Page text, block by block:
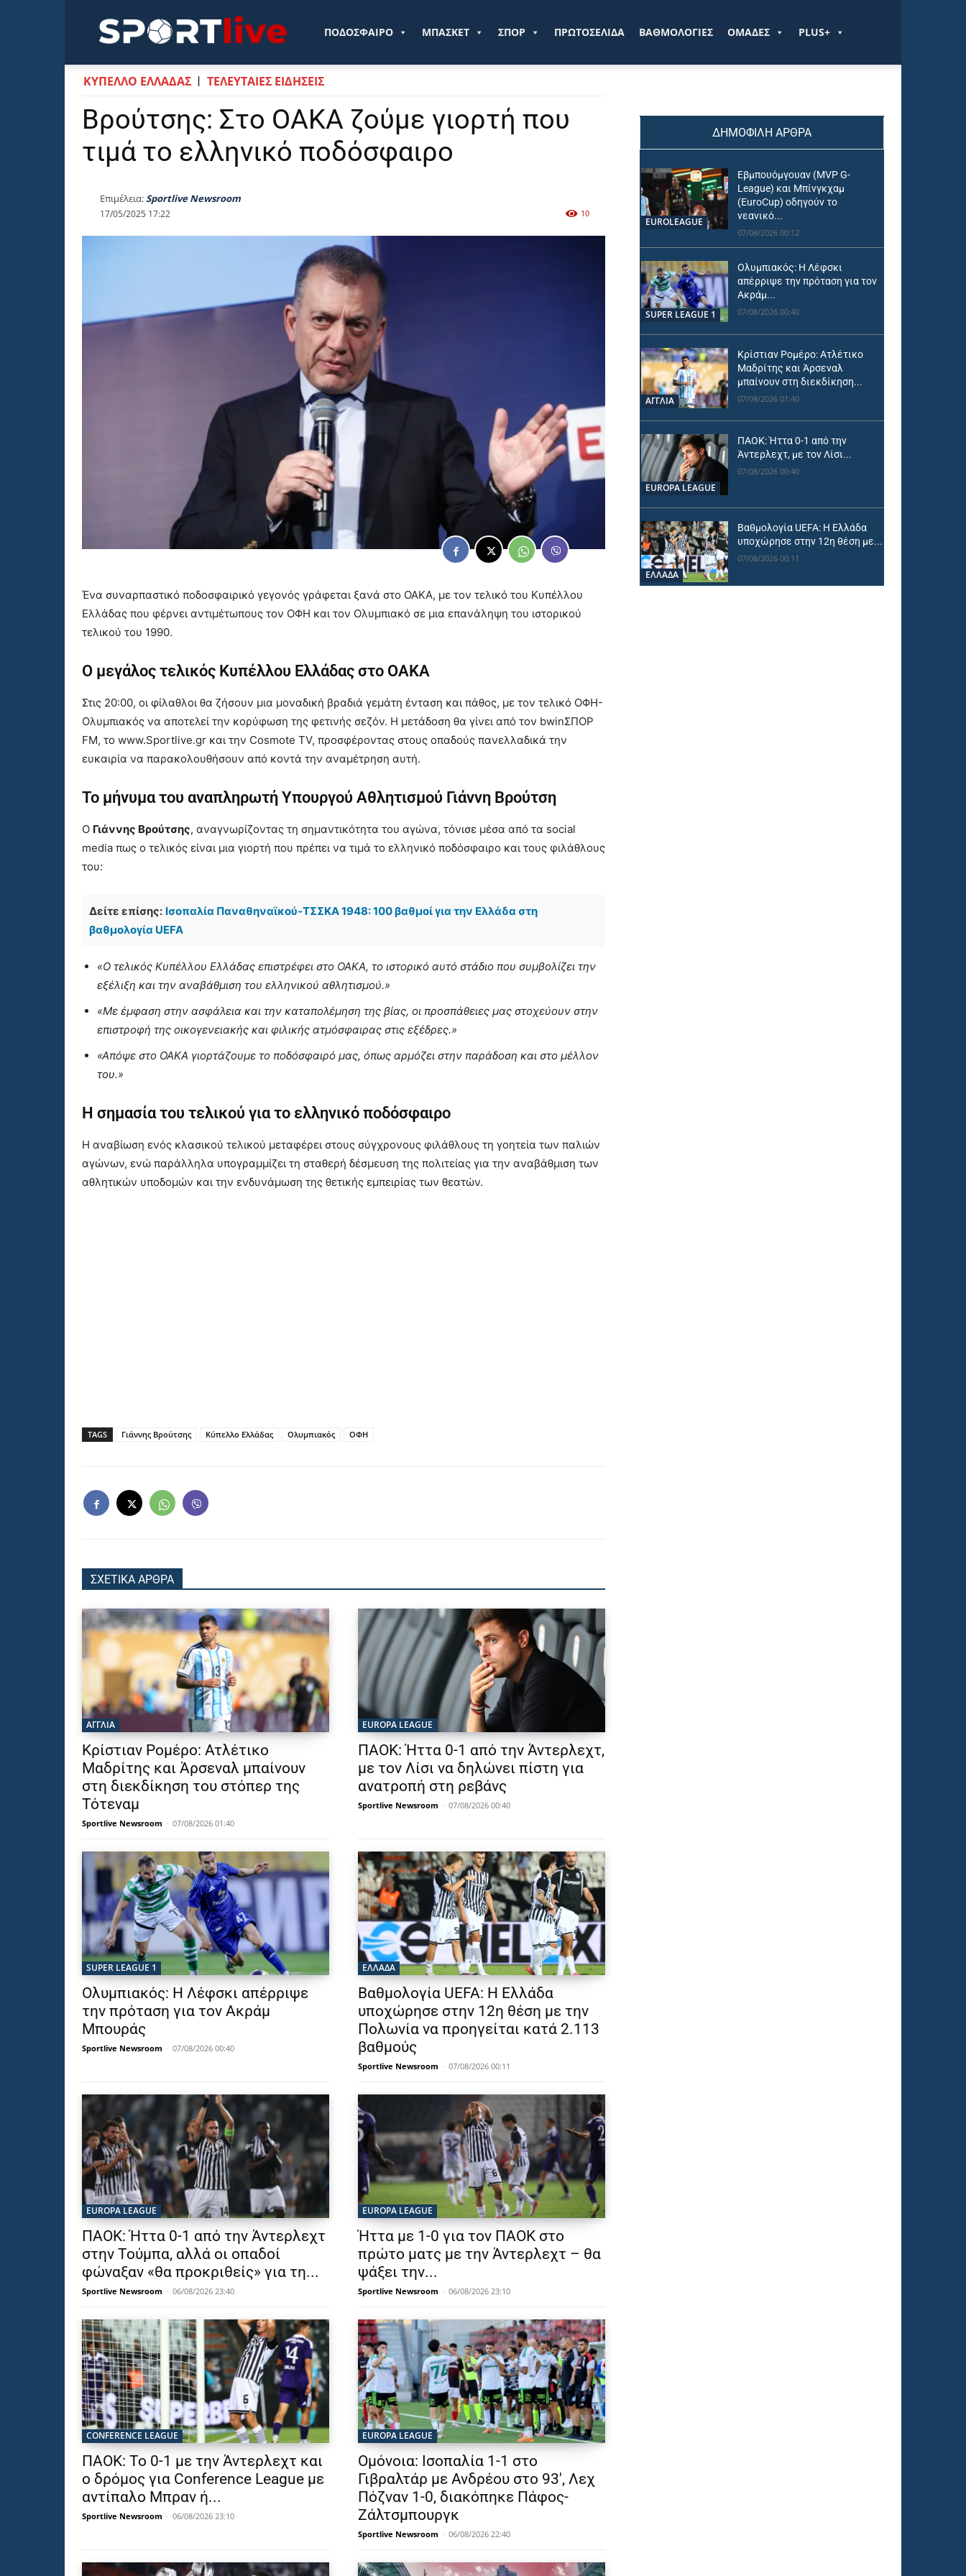
Sportlive.grΠΟΔΟΣΦΑΙΡΟ ΜΠΑΣΚΕΤ ΣΠΟΡ ΠΡΩΤΟΣΕΛΙΔΑ ΒΑΘΜΟΛΟΓΙΕΣ ΟΜΑΔΕΣ PLUS+
ΚΥΠΕΛΛΟ ΕΛΛΑΔΑΣ ΤΕΛΕΥΤΑΙΕΣ ΕΙΔΗΣΕΙΣ
Βρούτσης: Στο ΟΑΚΑ ζούμε γιορτή που
τιμά το ελληνικό ποδόσφαιρο
Επιμέλεια:Sportlive Newsroom
17/05/2025 17:22 10
Ένα συναρπαστικό ποδοσφαιρικό γεγονός γράφεται ξανά στο ΟΑΚΑ, με τον τελικό του Κυπέλλου
Ελλάδας που φέρνει αντιμέτωπους τον ΟΦΗ και τον Ολυμπιακό σε μια επανάληψη του ιστορικού
τελικού του 1990.
Ο μεγάλος τελικός Κυπέλλου Ελλάδας στο ΟΑΚΑ
Στις 20:00, οι φίλαθλοι θα ζήσουν μια μοναδική βραδιά γεμάτη ένταση και πάθος, με τον τελικό ΟΦΗ-
Ολυμπιακός να αποτελεί την κορύφωση της φετινής σεζόν. Η μετάδοση θα γίνει από τον bwinΣΠΟΡ
FM, το www.Sportlive.gr και την Cosmote TV, προσφέροντας στους οπαδούς πανελλαδικά την
ευκαιρία να παρακολουθήσουν από κοντά την αναμέτρηση αυτή.
Το μήνυμα του αναπληρωτή Υπουργού Αθλητισμού Γιάννη Βρούτση
Ο Γιάννης Βρούτσης, αναγνωρίζοντας τη σημαντικότητα του αγώνα, τόνισε μέσα από τα social
media πως ο τελικός είναι μια γιορτή που πρέπει να τιμά το ελληνικό ποδόσφαιρο και τους φιλάθλους
του:
Δείτε επίσης: Ισοπαλία Παναθηναϊκού-ΤΣΣΚΑ 1948: 100 βαθμοί για την Ελλάδα στη
βαθμολογία UEFA
«Ο τελικός Κυπέλλου Ελλάδας επιστρέφει στο ΟΑΚΑ, το ιστορικό αυτό στάδιο που συμβολίζει την
εξέλιξη και την αναβάθμιση του ελληνικού αθλητισμού.»
«Με έμφαση στην ασφάλεια και την καταπολέμηση της βίας, οι προσπάθειες μας στοχεύουν στην
επιστροφή της οικογενειακής και φιλικής ατμόσφαιρας στις εξέδρες.»
«Απόψε στο ΟΑΚΑ γιορτάζουμε το ποδόσφαιρό μας, όπως αρμόζει στην παράδοση και στο μέλλον
του.»
Η σημασία του τελικού για το ελληνικό ποδόσφαιρο
Η αναβίωση ενός κλασικού τελικού μεταφέρει στους σύγχρονους φιλάθλους τη γοητεία των παλιών
αγώνων, ενώ παράλληλα υπογραμμίζει τη σταθερή δέσμευση της πολιτείας για την αναβάθμιση των
αθλητικών υποδομών και την ενδυνάμωση της θετικής εμπειρίας των θεατών.
TAGS Γιάννης Βρούτσης Κύπελλο Ελλάδας Ολυμπιακός ΟΦΗ
ΣΧΕΤΙΚΑ ΑΡΘΡΑ
ΑΓΓΛΙΑ
Κρίστιαν Ρομέρο: Ατλέτικο
Μαδρίτης και Άρσεναλ μπαίνουν
στη διεκδίκηση του στόπερ της
Τότεναμ
Sportlive Newsroom - 07/08/2026 01:40
EUROPA LEAGUE
ΠΑΟΚ: Ήττα 0-1 από την Άντερλεχτ,
με τον Λίσι να δηλώνει πίστη για
ανατροπή στη ρεβάνς
Sportlive Newsroom - 07/08/2026 00:40
SUPER LEAGUE 1
Ολυμπιακός: Η Λέφσκι απέρριψε
την πρόταση για τον Ακράμ
Μπουράς
Sportlive Newsroom - 07/08/2026 00:40
ΕΛΛΑΔΑ
Βαθμολογία UEFA: Η Ελλάδα
υποχώρησε στην 12η θέση με την
Πολωνία να προηγείται κατά 2.113
βαθμούς
Sportlive Newsroom - 07/08/2026 00:11
EUROPA LEAGUE
ΠΑΟΚ: Ήττα 0-1 από την Άντερλεχτ
στην Τούμπα, αλλά οι οπαδοί
φώναξαν «θα προκριθείς» για τη...
Sportlive Newsroom - 06/08/2026 23:40
EUROPA LEAGUE
Ήττα με 1-0 για τον ΠΑΟΚ στο
πρώτο ματς με την Άντερλεχτ – θα
ψάξει την...
Sportlive Newsroom - 06/08/2026 23:10
CONFERENCE LEAGUE
ΠΑΟΚ: Το 0-1 με την Άντερλεχτ και
ο δρόμος για Conference League με
αντίπαλο Μπραν ή...
Sportlive Newsroom - 06/08/2026 23:10
EUROPA LEAGUE
Ομόνοια: Ισοπαλία 1-1 στο
Γιβραλτάρ με Ανδρέου στο 93′, Λεχ
Πόζναν 1-0, διακόπηκε Πάφος-
Ζάλτσμπουργκ
Sportlive Newsroom - 06/08/2026 22:40
ΔΗΜΟΦΙΛΗ ΑΡΘΡΑ
EUROLEAGUE
Εβμπουόμγουαν (MVP G-
League) και Μπίνγκχαμ
(EuroCup) οδηγούν το
νεανικό...
07/08/2026 00:12
SUPER LEAGUE 1
Ολυμπιακός: Η Λέφσκι
απέρριψε την πρόταση για τον
Ακράμ...
07/08/2026 00:40
ΑΓΓΛΙΑ
Κρίστιαν Ρομέρο: Ατλέτικο
Μαδρίτης και Άρσεναλ
μπαίνουν στη διεκδίκηση...
07/08/2026 01:40
EUROPA LEAGUE
ΠΑΟΚ: Ήττα 0-1 από την
Άντερλεχτ, με τον Λίσι...
07/08/2026 00:40
ΕΛΛΑΔΑ
Βαθμολογία UEFA: Η Ελλάδα
υποχώρησε στην 12η θέση με...
07/08/2026 00:11